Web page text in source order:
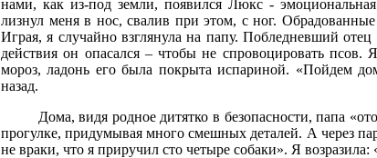
нами, как из-под земли, появился Люкс -
лизнул меня в нос, свалив при этом, с ног.
Играя, я случайно взглянула на папу. Побледневший
действия он опасался – чтобы не спровоцировать псов.
мороз, ладонь его была покрыта испариной. «Пойдем
назад.
Дома, видя родное дитятко в безопасности, папа
прогулке, придумывая много смешных деталей. А через
не враки, что я приручил сто четыре собаки». Я